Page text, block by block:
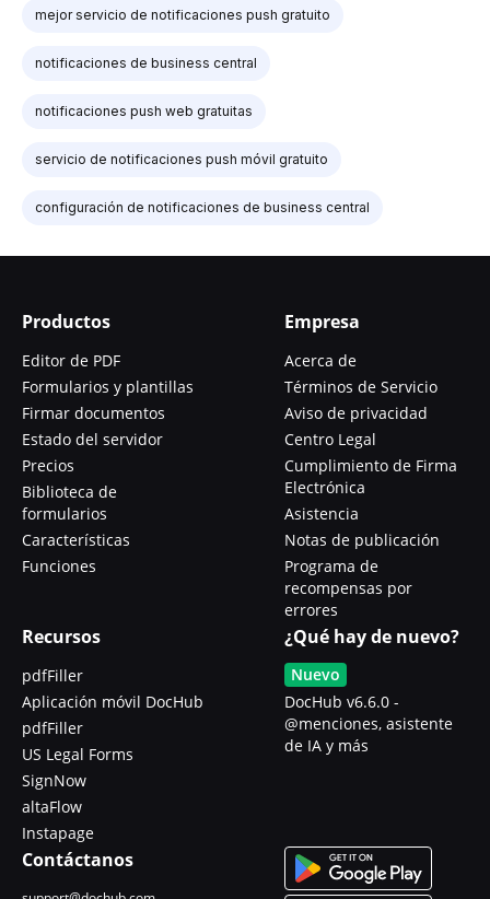
mejor servicio de notificaciones push gratuito
notificaciones de business central
notificaciones push web gratuitas
servicio de notificaciones push móvil gratuito
configuración de notificaciones de business central
Productos
Editor de PDF
Formularios y plantillas
Firmar documentos
Estado del servidor
Precios
Biblioteca de
formularios
Características
Funciones
Empresa
Acerca de
Términos de Servicio
Aviso de privacidad
Centro Legal
Cumplimiento de Firma
Electrónica
Asistencia
Notas de publicación
Programa de
recompensas por
errores
Recursos
pdfFiller
Aplicación móvil DocHub
pdfFiller
US Legal Forms
SignNow
altaFlow
Instapage
¿Qué hay de nuevo?
Nuevo
DocHub v6.6.0 -
@menciones, asistente
de IA y más
Contáctanos